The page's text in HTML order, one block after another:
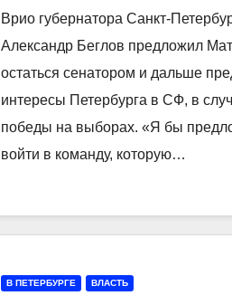
Врио губернатора Санкт-
Александр Беглов предложил
остаться сенатором и дальше
интересы Петербурга в СФ, в
победы на выборах. «Я бы
войти в команду, которую…
В ПЕТЕРБУРГЕ ВЛАСТЬ